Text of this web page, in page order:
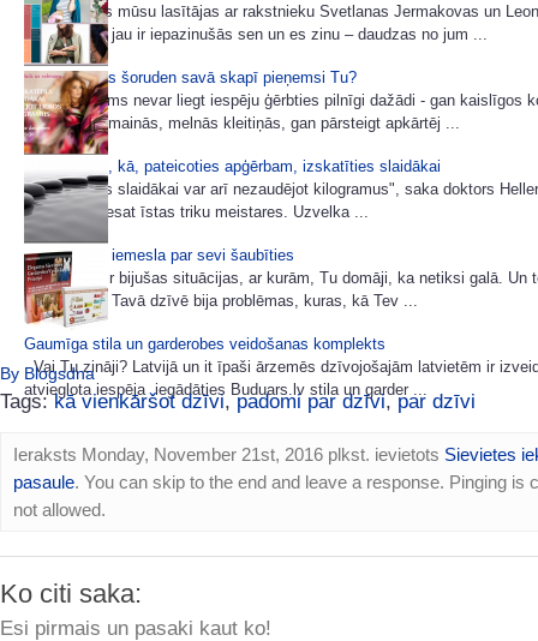
Ļoti daudzas mūsu lasītājas ar rakstnieku Svetlanas Jermakovas un
e-grāmatām jau ir iepazinušās sen un es zinu – daudzas no jum ...
Kuras krāsas šoruden savā skapī pieņemsi Tu?
Neviens mums nevar liegt iespēju ģērbties pilnīgi dažādi - gan kaislīgos
gan noslēpumainās, melnās kleitiņās, gan pārsteigt apkārtēj ...
8 paņēmieni, kā, pateicoties apģērbam, izskatīties slaidākai
"Izskatīties slaidākai var arī nezaudējot kilogramus", saka doktors
sievietes, - esat īstas triku meistares. Uzvelka ...
Nav nekāda iemesla par sevi šaubīties
Tavā dzīvē ir bijušas situācijas, ar kurām, Tu domāji, ka netiksi galā. Un
ar tām galā. Tavā dzīvē bija problēmas, kuras, kā Tev ...
Gaumīga stila un garderobes veidošanas komplekts
Vai Tu zināji? Latvijā un it īpaši ārzemēs dzīvojošajām latvietēm ir
atvieglota iespēja iegādāties Buduars.lv stila un garder ...
By Blogsdna
Tags:kā vienkāršot dzīvi,padomi par dzīvi,par dzīvi
Ieraksts Monday, November 21st, 2016 plkst. ievietots Sievietes
pasaule. You can skip to the end and leave a response. Pinging is
not allowed.
Ko citi saka:
Esi pirmais un pasaki kaut ko!